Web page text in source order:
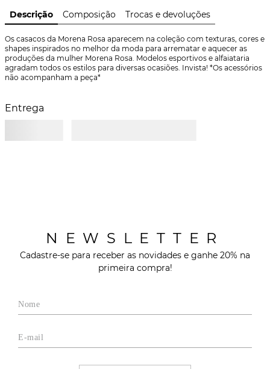
Descrição Composição Trocas e devoluções
Os casacos da Morena Rosa aparecem na coleção com texturas, cores e
shapes inspirados no melhor da moda para arrematar e aquecer as
produções da mulher Morena Rosa. Modelos esportivos e alfaiataria
agradam todos os estilos para diversas ocasiões. Invista! *Os acessórios
não acompanham a peça*
Entrega
NEWSLETTER
Cadastre-se para receber as novidades e ganhe 20% na
primeira compra!